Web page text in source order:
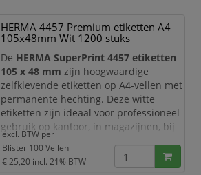
en productlabeling.
Dankzij het formaat van105 x 74 mm
bieden deze Avery Zweckform etiketten
vee
HERMA 4457 Premium etiketten A4
105x48mm Wit 1200 stuks
De HERMA SuperPrint 4457 etiketten
105 x 48 mm zijn hoogwaardige
zelfklevende etiketten op A4-vellen met
permanente hechting. Deze witte
etiketten zijn ideaal voor professioneel
gebruik op kantoor, in magazijnen, bij
verzending, archivering, administratie
en productlabeling. Dankzij het ruime
formaat van 105 x 48 mm zijn ze
excl. BTW per
Blister 100 Vellen
€ 25,20 incl. 21% BTW